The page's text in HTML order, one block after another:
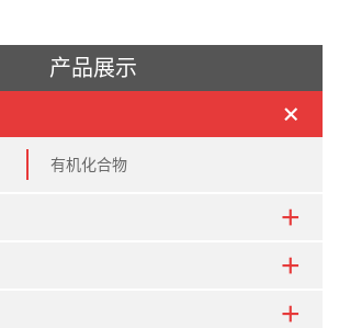
产品展示
有机化合物